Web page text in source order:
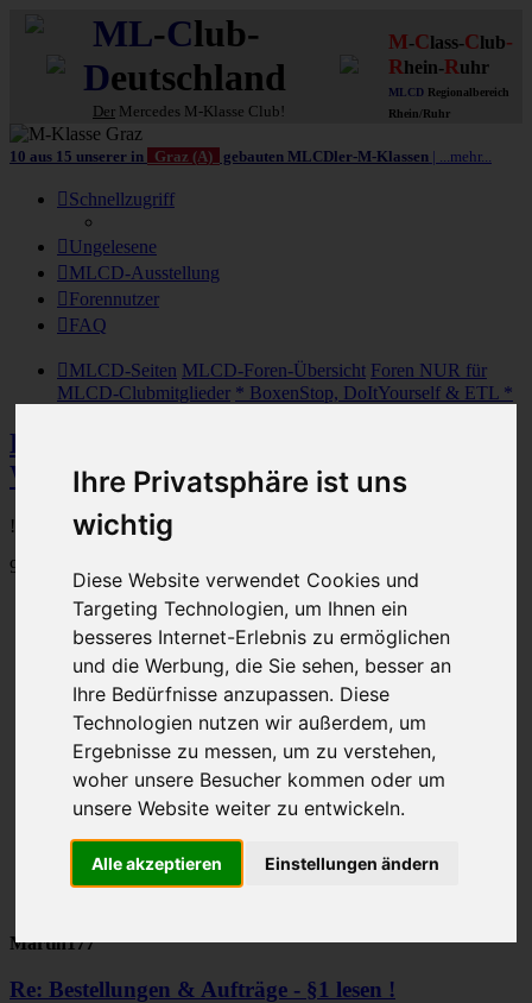
Ihre Privatsphäre ist uns
wichtig
Diese Website verwendet Cookies und
Targeting Technologien, um Ihnen ein
besseres Internet-Erlebnis zu ermöglichen
und die Werbung, die Sie sehen, besser an
Ihre Bedürfnisse anzupassen. Diese
Technologien nutzen wir außerdem, um
Ergebnisse zu messen, um zu verstehen,
woher unsere Besucher kommen oder um
unsere Website weiter zu entwickeln.
Alle akzeptieren Einstellungen ändern
ML-Club-
Deutschland
Der Mercedes M-Klasse Club!
M-Class-Club-
Rhein-Ruhr
MLCD Regionalbereich
Rhein/Ruhr
10 aus 15 unserer in Graz (A) gebauten MLCDler-M-Klassen | ...mehr...
Schnellzugriff
Ungelesene
MLCD-Ausstellung
Forennutzer
FAQ
MLCD-Seiten MLCD-Foren-Übersicht Foren NUR für
MLCD-Clubmitglieder * BoxenStop, DoItYourself & ETL *
Bestellungen & Aufträge / MB-Teile, -
Wartung & Service
! Beitrag 1 unbedingt vorab lesen !
962 Beiträge
Seite
8
von
49
Gehe zu Seite:
Vorherige
Martin177
Re: Bestellungen & Aufträge - §1 lesen !